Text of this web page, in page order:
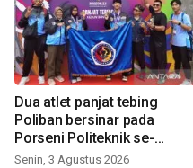
Dua atlet panjat tebing
Poliban bersinar pada
Porseni Politeknik se-
Indonesia 2026
Senin, 3 Agustus 2026